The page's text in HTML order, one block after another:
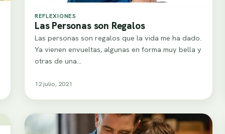
REFLEXIONES
Las Personas son Regalos
Las personas son regalos que la vida me ha dado.
Ya vienen envueltas, algunas en forma muy bella y
otras de una…
12 julio, 2021